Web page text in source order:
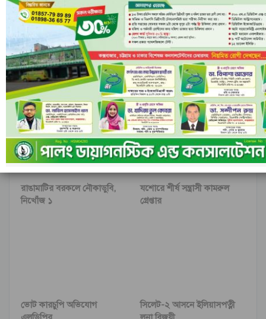
আগের খবর
দয়া করে আমাকে একটি কার্ড দিন-
ঝিনাইদহের চাকলাপাড়ার আমেনা
খাতুন
পরের খবর
ঝিনাইদহের ডিএসবিতে দুদফা ঘুষ
পাসপোর্ট অফিসের ঘুষের পরেও কার
ভুলে কপাল পুড়লো স্বপ্না মজুমদারের ?
আরও খবর জানতে লেখক থেকে আরো
রাঙামাটির বরকলে নৌকাডুবি,
নিখোঁজ ১
যশোরে শীর্ষ সন্ত্রাসী কামরুল
গ্রেপ্তার
ভোট কারচুপি অভিযোগ
সিলেট-২ আসনে ইলিয়াসপত্নী